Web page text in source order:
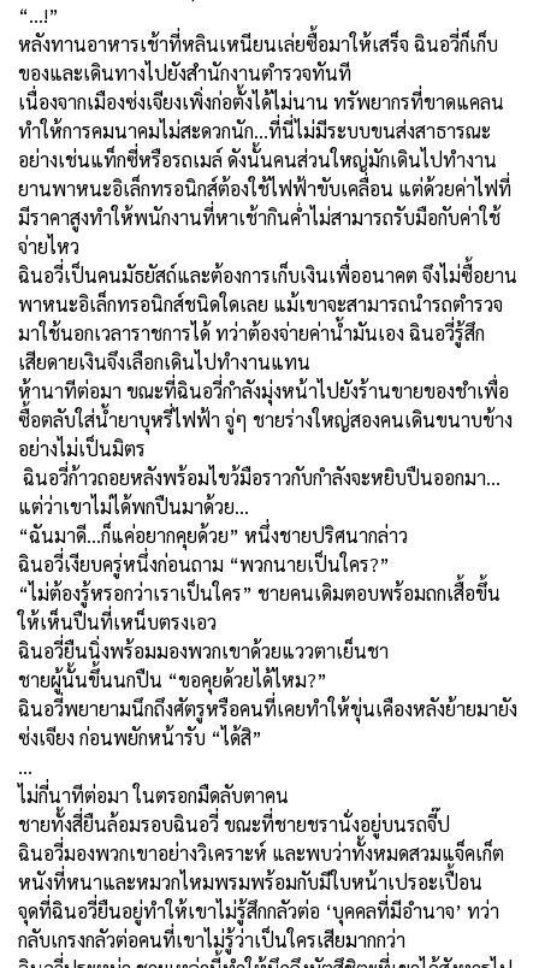
“...!”
หลังทานอาหารเช้าที่หลินเหนียนเล่ยซื้อมาให้เสร็จ ฉินอวี่ก็เก็บ
ของและเดินทางไปยังสำนักงานตำรวจทันที
เนื่องจากเมืองซ่งเจียงเพิ่งก่อตั้งได้ไม่นาน ทรัพยากรที่ขาดแคลน
ทำให้การคมนาคมไม่สะดวกนัก...ที่นี่ไม่มีระบบขนส่งสาธารณะ
อย่างเช่นแท็กซี่หรือรถเมล์ ดังนั้นคนส่วนใหญ่มักเดินไปทำงาน
ยานพาหนะอิเล็กทรอนิกส์ต้องใช้ไฟฟ้าขับเคลื่อน แต่ด้วยค่าไฟที่
มีราคาสูงทำให้พนักงานที่หาเช้ากินค่ำไม่สามารถรับมือกับค่าใช้
จ่ายไหว
ฉินอวี่เป็นคนมัธยัสถ์และต้องการเก็บเงินเพื่ออนาคต จึงไม่ซื้อยาน
พาหนะอิเล็กทรอนิกส์ชนิดใดเลย แม้เขาจะสามารถนำรถตำรวจ
มาใช้นอกเวลาราชการได้ ทว่าต้องจ่ายค่าน้ำมันเอง ฉินอวี่รู้สึก
เสียดายเงินจึงเลือกเดินไปทำงานแทน
ห้านาทีต่อมา ขณะที่ฉินอวี่กำลังมุ่งหน้าไปยังร้านขายของชำเพื่อ
ซื้อตลับใส่น้ำยาบุหรี่ไฟฟ้า จู่ๆ ชายร่างใหญ่สองคนเดินขนาบข้าง
อย่างไม่เป็นมิตร
ฉินอวี่ก้าวถอยหลังพร้อมไขว้มือราวกับกำลังจะหยิบปืนออกมา…
แต่ว่าเขาไม่ได้พกปืนมาด้วย…
“ฉันมาดี...ก็แค่อยากคุยด้วย” หนึ่งชายปริศนากล่าว
ฉินอวี่เงียบครู่หนึ่งก่อนถาม “พวกนายเป็นใคร?”
“ไม่ต้องรู้หรอกว่าเราเป็นใคร” ชายคนเดิมตอบพร้อมถกเสื้อขึ้น
ให้เห็นปืนที่เหน็บตรงเอว
ฉินอวี่ยืนนิ่งพร้อมมองพวกเขาด้วยแววตาเย็นชา
ชายผู้นั้นขึ้นนกปืน “ขอคุยด้วยได้ไหม?”
ฉินอวี่พยายามนึกถึงศัตรูหรือคนที่เคยทำให้ขุ่นเคืองหลังย้ายมายัง
ซ่งเจียง ก่อนพยักหน้ารับ “ได้สิ”
…
ไม่กี่นาทีต่อมา ในตรอกมืดลับตาคน
ชายทั้งสี่ยืนล้อมรอบฉินอวี่ ขณะที่ชายชรานั่งอยู่บนรถจี๊ป
ฉินอวี่มองพวกเขาอย่างวิเคราะห์ และพบว่าทั้งหมดสวมแจ็คเก็ต
หนังที่หนาและหมวกไหมพรมพร้อมกับมีใบหน้าเปรอะเปื้อน
จุดที่ฉินอวี่ยืนอยู่ทำให้เขาไม่รู้สึกกลัวต่อ ‘บุคคลที่มีอำนาจ’ ทว่า
กลับเกรงกลัวต่อคนที่เขาไม่รู้ว่าเป็นใครเสียมากกว่า